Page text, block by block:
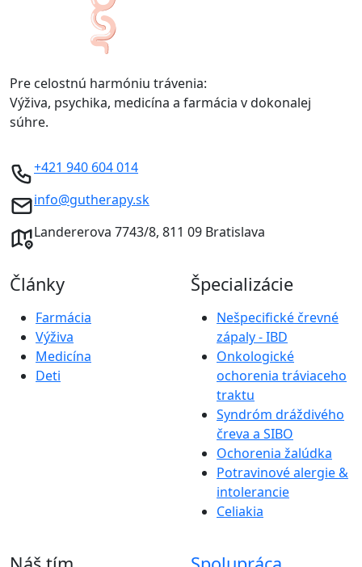
Pre celostnú harmóniu trávenia:
Výživa, psychika, medicína a farmácia v dokonalej
súhre.
+421 940 604 014
info@gutherapy.sk
Landererova 7743/8, 811 09 Bratislava
Články
Farmácia
Výživa
Medicína
Deti
Špecializácie
Nešpecifické črevné
zápaly - IBD
Onkologické
ochorenia tráviaceho
traktu
Syndróm dráždivého
čreva a SIBO
Ochorenia žalúdka
Potravinové alergie &
intolerancie
Celiakia